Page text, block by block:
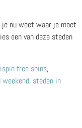
je nu weet waar je moet
een van deze steden
free spins,
weekend, steden in